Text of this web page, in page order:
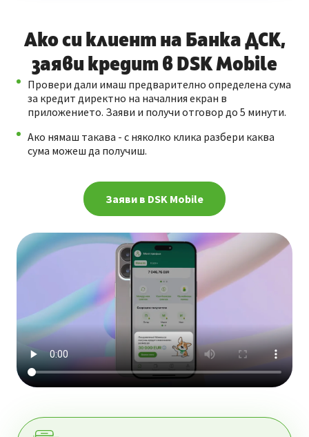
Ако си клиент на Банка ДСК,
заяви кредит в DSK Mobile
Провери дали имаш предварително определена сума
за кредит директно на началния екран в
приложението. Заяви и получи отговор до 5 минути.
Ако нямаш такава - с няколко клика разбери каква
сума можеш да получиш.
Заяви в DSK Mobile